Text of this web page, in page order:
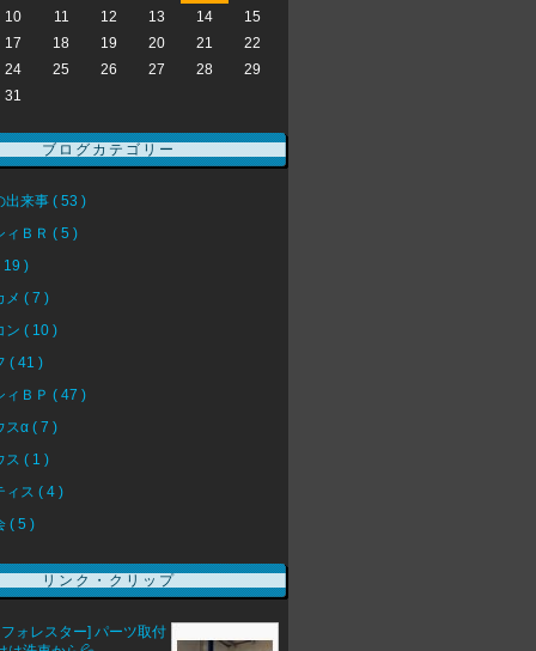
10
11 12 13 14
15
17
18 19 20 21
22
24
25 26 27 28
29
31
ブログカテゴリー
出来事 ( 53 )
ィＢＲ ( 5 )
19 )
メ ( 7 )
ン ( 10 )
( 41 )
ィＢＰ ( 47 )
スα ( 7 )
ス ( 1 )
ィス ( 4 )
( 5 )
リンク・クリップ
ォレスター] パーツ取付